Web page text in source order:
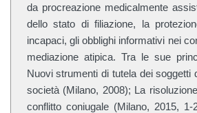
da procreazione medicalmente
dello stato di filiazione, la
incapaci, gli obblighi informativi nei
mediazione atipica. Tra le sue
Nuovi strumenti di tutela dei soggetti
società (Milano, 2008); La
conflitto coniugale (Milano, 2015, 1-